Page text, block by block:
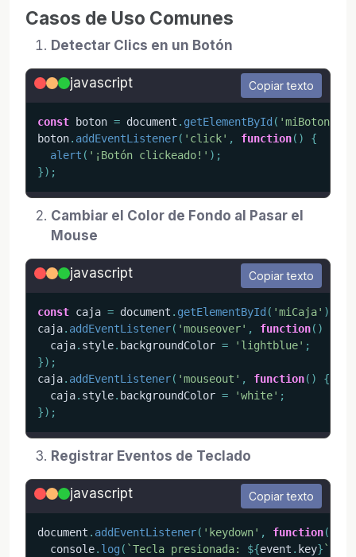
Casos de Uso Comunes
Detectar Clics en un Botón
javascript Copiar texto
const boton = document . getElementById ( 'miBoton'
boton. addEventListener( 'click' , function( )
{
alert ( '¡Botón clickeado!' ) ;
}) ;
Cambiar el Color de Fondo al Pasar el
Mouse
javascript Copiar texto
const caja = document . getElementById ( 'miCaja' )
caja. addEventListener( 'mouseover' , function( )
  caja
. style. backgroundColor = 'lightblue' ;
}) ;
caja. addEventListener( 'mouseout' , function( )
{
  caja
. style. backgroundColor = 'white' ;
}) ;
Registrar Eventos de Teclado
javascript Copiar texto
document . addEventListener( 'keydown' , function(
  console
. log ( `Tecla presionada: ${event . key} `